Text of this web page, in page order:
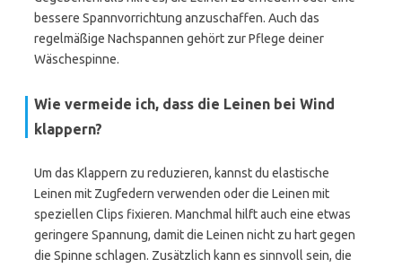
bessere Spannvorrichtung anzuschaffen. Auch das
regelmäßige Nachspannen gehört zur Pflege deiner
Wäschespinne.
Wie vermeide ich, dass die Leinen bei Wind
klappern?
Um das Klappern zu reduzieren, kannst du elastische
Leinen mit Zugfedern verwenden oder die Leinen mit
speziellen Clips fixieren. Manchmal hilft auch eine etwas
geringere Spannung, damit die Leinen nicht zu hart gegen
die Spinne schlagen. Zusätzlich kann es sinnvoll sein, die